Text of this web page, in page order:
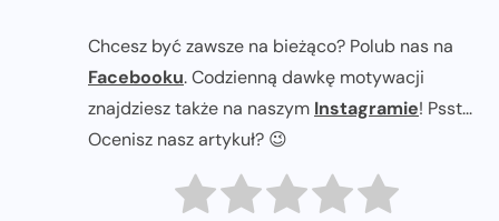
Chcesz być zawsze na bieżąco? Polub nas na
Facebooku. Codzienną dawkę motywacji
znajdziesz także na naszym Instagramie! Psst...
Ocenisz nasz artykuł? 😉